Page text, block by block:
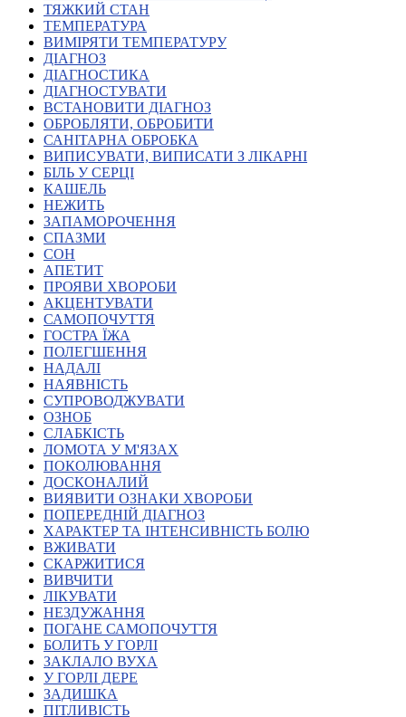
Звіти
Посилання сторінок УТОГ
Контакти
Навчальні програми
Дошкільна освіта
Загальна освіта
Для абітурієнтів
Уроки
Українська жестова мова
Географія
Я досліджую світ
Реєстр перекладачів жестової мови Українського
товариства глухих
Підготовка перекладачів
"Сервіс УТОГ"
Атестація
Безбар'єрність для глухих
Вінницька область
Волинська область
Дніпропетровська область
Житомирська область
Закарпатська область
Запорізька область
Івано-Франківська область
Київ
Київська область
Кіровоградська область
Миколаївська область
Одеська область
Полтавська область
Рівненська область
Сумська область
Тернопільська область
ТЯЖКИЙ СТАН
ТЕМПЕРАТУРА
ВИМІРЯТИ ТЕМПЕРАТУРУ
ДІАГНОЗ
ДІАГНОСТИКА
ДІАГНОСТУВАТИ
ВСТАНОВИТИ ДІАГНОЗ
ОБРОБЛЯТИ, ОБРОБИТИ
САНІТАРНА ОБРОБКА
ВИПИСУВАТИ, ВИПИСАТИ З ЛІКАРНІ
БІЛЬ У СЕРЦІ
КАШЕЛЬ
НЕЖИТЬ
ЗАПАМОРОЧЕННЯ
СПАЗМИ
СОН
АПЕТИТ
ПРОЯВИ ХВОРОБИ
АКЦЕНТУВАТИ
САМОПОЧУТТЯ
ГОСТРА ЇЖА
ПОЛЕГШЕННЯ
НАДАЛІ
НАЯВНІСТЬ
СУПРОВОДЖУВАТИ
ОЗНОБ
СЛАБКІСТЬ
ЛОМОТА У М'ЯЗАХ
ПОКОЛЮВАННЯ
ДОСКОНАЛИЙ
ВИЯВИТИ ОЗНАКИ ХВОРОБИ
ПОПЕРЕДНІЙ ДІАГНОЗ
ХАРАКТЕР ТА ІНТЕНСИВНІСТЬ БОЛЮ
ВЖИВАТИ
СКАРЖИТИСЯ
ВИВЧИТИ
ЛІКУВАТИ
НЕЗДУЖАННЯ
ПОГАНЕ САМОПОЧУТТЯ
БОЛИТЬ У ГОРЛІ
ЗАКЛАЛО ВУХА
У ГОРЛІ ДЕРЕ
ЗАДИШКА
ПІТЛИВІСТЬ